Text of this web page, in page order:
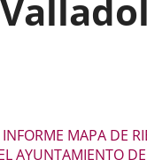
INFORME MAPA DE
AYUNTAMIENTO